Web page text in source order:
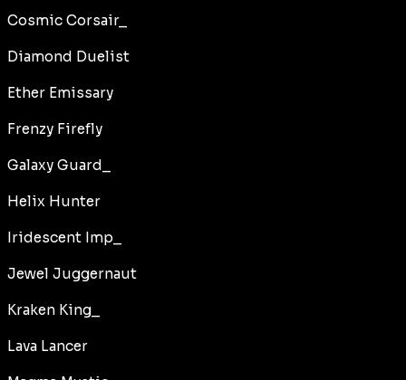
Cosmic Corsair_
Diamond Duelist
Ether Emissary
Frenzy Firefly
Galaxy Guard_
Helix Hunter
Iridescent Imp_
Jewel Juggernaut
Kraken King_
Lava Lancer